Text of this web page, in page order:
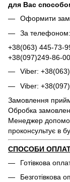
для Вас
Оформити
За телефоном:
+38(063) 445-73-
+38(097)249-86-
Viber:
Viber:
Замовлення
Обробка
Менеджер
проконсультує в
СПОСОБИ
Готівкова
Безготівкова